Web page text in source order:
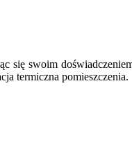
się swoim
termiczna pomieszczenia.